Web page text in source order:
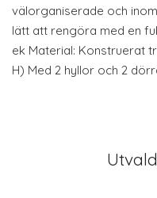
välorganiserade och
lätt att rengöra med en
ek Material: Konstruerat
H) Med 2 hyllor och 2